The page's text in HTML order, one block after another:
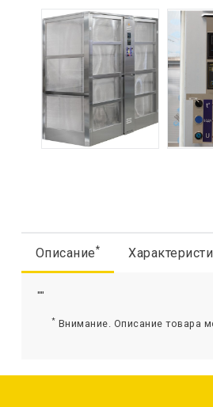
Описание*
""
* Внимание. Описание товара